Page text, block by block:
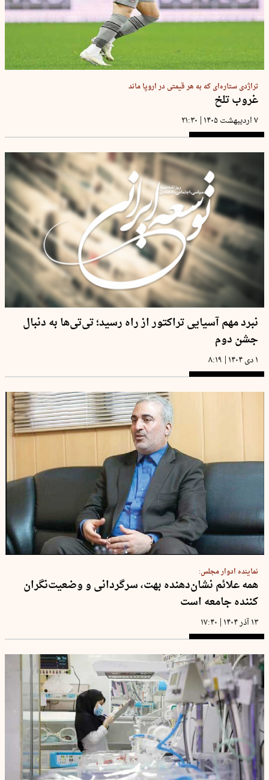
تراژدی ستاره‌ای که به هر قیمتی در اروپا ماند
غروب تلخ
۷ اردیبهشت ۱۴۰۵ | ۲۱:۳۰
نبرد مهم آسیایی تراکتور از راه رسید؛ تی‌تی‌ها به دنبال
جشن دوم
۱ دی ۱۴۰۴ | ۸:۱۹
نماینده ادوار مجلس:
همه علائم نشان‌دهنده بهت، سرگردانی و وضعیت‌نگران
کننده جامعه است
۱۳ آذر ۱۴۰۴ | ۱۷:۴۰